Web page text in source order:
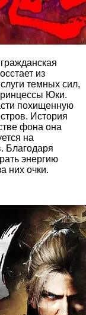
из
темных сил,
Юки.
похищенную
История
фона она
на
Благодаря
энергию
них очки.